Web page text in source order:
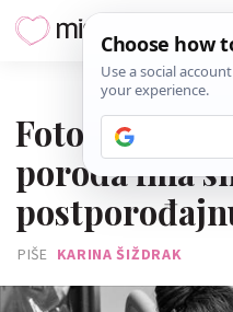
Fotografija
poroda ima
PIŠE KARINA ŠIŽDRAK